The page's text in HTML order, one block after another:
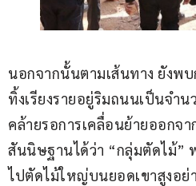
นอกจากนั้นตามเส้นทาง ยังพ
ทิ้งเรียงรายอยู่ริมถนนเป็นจำ
คล้ายรอการเคลื่อนย้ายออกจ
สันนิษฐานได้ว่า “กลุ่มตัดไม้”
ไปตัดไม้ใหญ่บนยอดเขาสูงอย่